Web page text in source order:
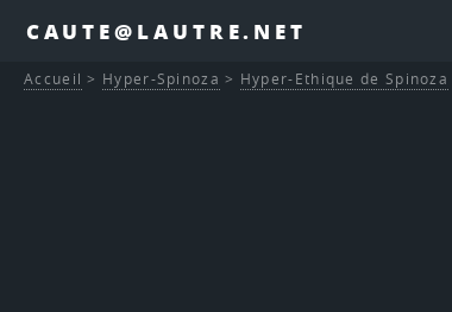
CAUTE@LAUTRE.NET
Accueil > Hyper-Spinoza > Hyper-Ethique de Spinoza